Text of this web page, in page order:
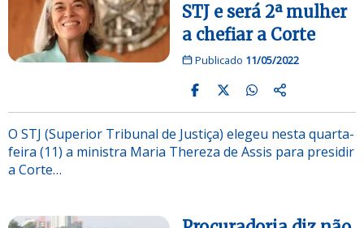
STJ e será 2ª mulher
a chefiar a Corte
Publicado 11/05/2022
O STJ (Superior Tribunal de Justiça) elegeu nesta quarta-
feira (11) a ministra Maria Thereza de Assis para presidir
a Corte…